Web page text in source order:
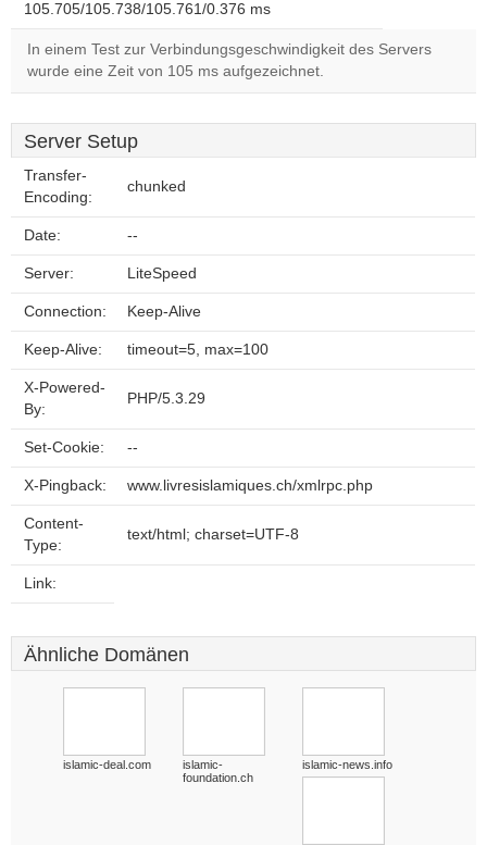
105.705/105.738/105.761/0.376 ms
In einem Test zur Verbindungsgeschwindigkeit des Servers
wurde eine Zeit von 105 ms aufgezeichnet.
Server Setup
Transfer-
Encoding:
chunked
Date: --
Server: LiteSpeed
Connection: Keep-Alive
Keep-Alive: timeout=5, max=100
X-Powered-
By:
PHP/5.3.29
Set-Cookie: --
X-Pingback: www.livresislamiques.ch/xmlrpc.php
Content-
Type:
text/html; charset=UTF-8
Link:
Ähnliche Domänen
islamic-deal.com
islamic-
foundation.ch
islamic-news.info